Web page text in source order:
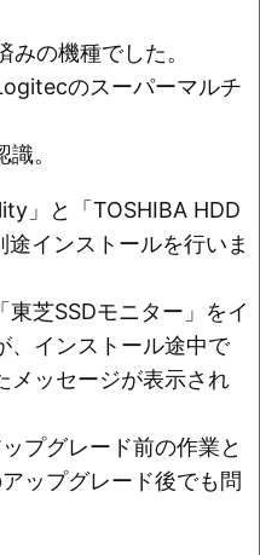
の機種でした。
のスーパーマルチ
。
」と「TOSHIBA HDD
インストールを行いま
芝SSDモニター」をイ
、インストール途中で
メッセージが表示され
プグレード前の作業と
ップグレード後でも問